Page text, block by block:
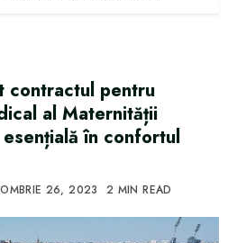
contractul pentru
al Maternității
în confortul
26, 2023 2 MIN READ